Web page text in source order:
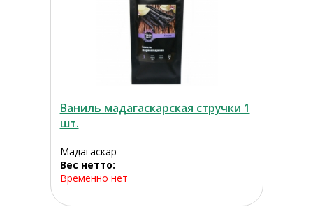
Ваниль мадагаскарская стручки 1
шт.
Мадагаскар
Вес нетто:
Временно нет